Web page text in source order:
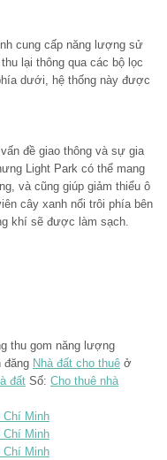
cung cấp năng lượng sử
lại thông qua các bộ lọc
dưới, hệ thống này được
đề giao thông và sự gia
Light Park có thể mang
và cũng giúp giảm thiểu ô
cây xanh nổi trôi phía bên
khí sẽ được làm sạch.
thu gom năng lượng
đăng Nhà đất cho thuê ở
đất Số: Cho thuê nhà
Chí Minh
Chí Minh
Chí Minh